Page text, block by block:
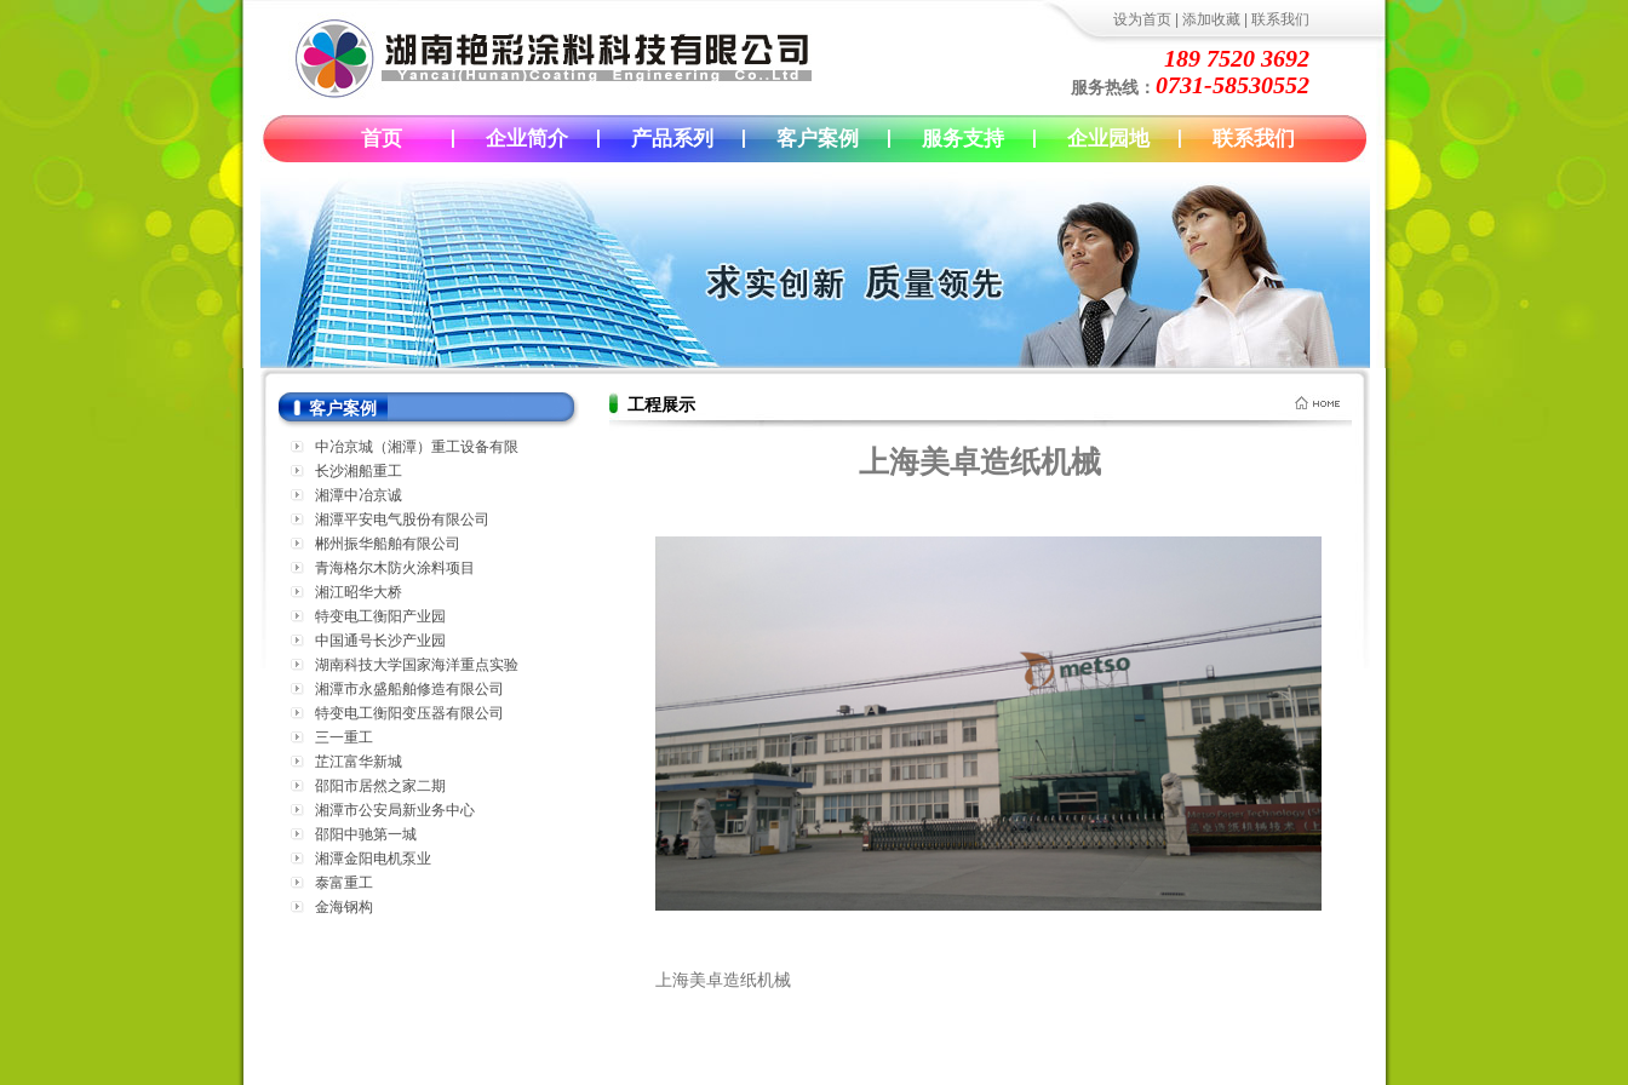
设为首页| 添加收藏| 联系我们
189 7520 3692
服务热线： 0731-58530552
首页 企业简介 产品系列 客户案例 服务支持 企业园地 联系我们
工程展示
上海美卓造纸机械
上海美卓造纸机械
客户案例
中冶京城（湘潭）重工设备有限
公司
长沙湘船重工
湘潭中冶京诚
湘潭平安电气股份有限公司
郴州振华船舶有限公司
青海格尔木防火涂料项目
湘江昭华大桥
特变电工衡阳产业园
中国通号长沙产业园
湖南科技大学国家海洋重点实验
室
湘潭市永盛船舶修造有限公司
特变电工衡阳变压器有限公司
三一重工
芷江富华新城
邵阳市居然之家二期
湘潭市公安局新业务中心
邵阳中驰第一城
湘潭金阳电机泵业
泰富重工
金海钢构